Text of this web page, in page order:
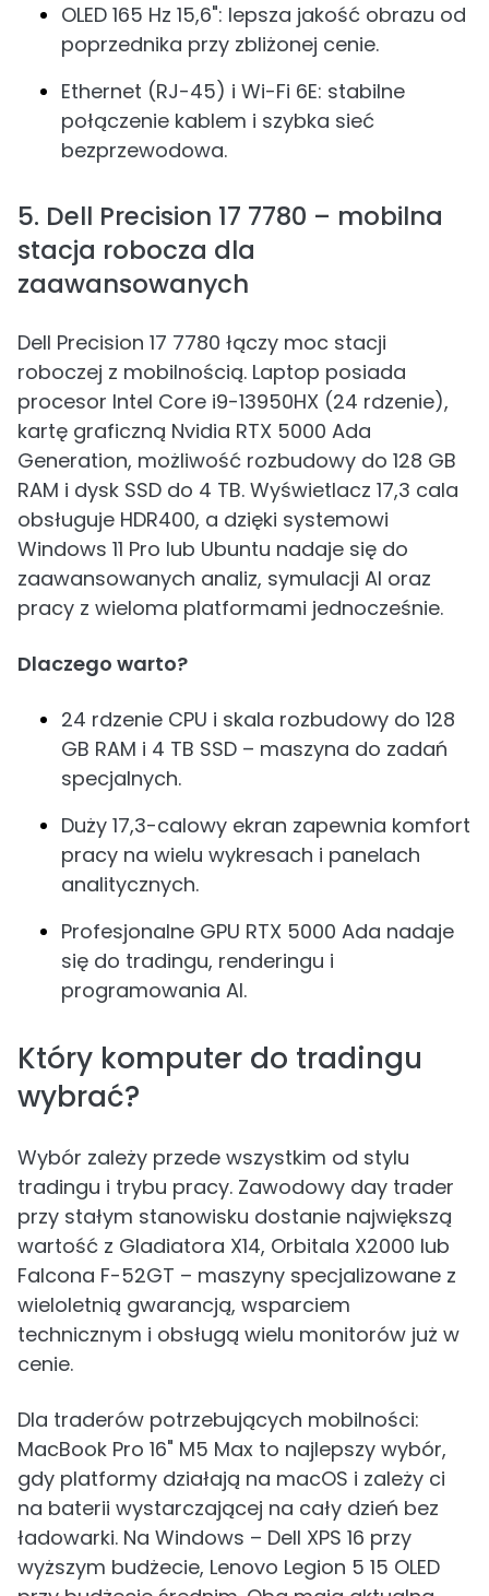
OLED 165 Hz 15,6": lepsza jakość obrazu od
poprzednika przy zbliżonej cenie.
Ethernet (RJ-45) i Wi-Fi 6E: stabilne
połączenie kablem i szybka sieć
bezprzewodowa.
5. Dell Precision 17 7780 – mobilna
stacja robocza dla
zaawansowanych
Dell Precision 17 7780 łączy moc stacji
roboczej z mobilnością. Laptop posiada
procesor Intel Core i9-13950HX (24 rdzenie),
kartę graficzną Nvidia RTX 5000 Ada
Generation, możliwość rozbudowy do 128 GB
RAM i dysk SSD do 4 TB. Wyświetlacz 17,3 cala
obsługuje HDR400, a dzięki systemowi
Windows 11 Pro lub Ubuntu nadaje się do
zaawansowanych analiz, symulacji AI oraz
pracy z wieloma platformami jednocześnie.
Dlaczego warto?
24 rdzenie CPU i skala rozbudowy do 128
GB RAM i 4 TB SSD – maszyna do zadań
specjalnych.
Duży 17,3-calowy ekran zapewnia komfort
pracy na wielu wykresach i panelach
analitycznych.
Profesjonalne GPU RTX 5000 Ada nadaje
się do tradingu, renderingu i
programowania AI.
Który komputer do tradingu
wybrać?
Wybór zależy przede wszystkim od stylu
tradingu i trybu pracy. Zawodowy day trader
przy stałym stanowisku dostanie największą
wartość z Gladiatora X14, Orbitala X2000 lub
Falcona F-52GT – maszyny specjalizowane z
wieloletnią gwarancją, wsparciem
technicznym i obsługą wielu monitorów już w
cenie.
Dla traderów potrzebujących mobilności:
MacBook Pro 16" M5 Max to najlepszy wybór,
gdy platformy działają na macOS i zależy ci
na baterii wystarczającej na cały dzień bez
ładowarki. Na Windows – Dell XPS 16 przy
wyższym budżecie, Lenovo Legion 5 15 OLED